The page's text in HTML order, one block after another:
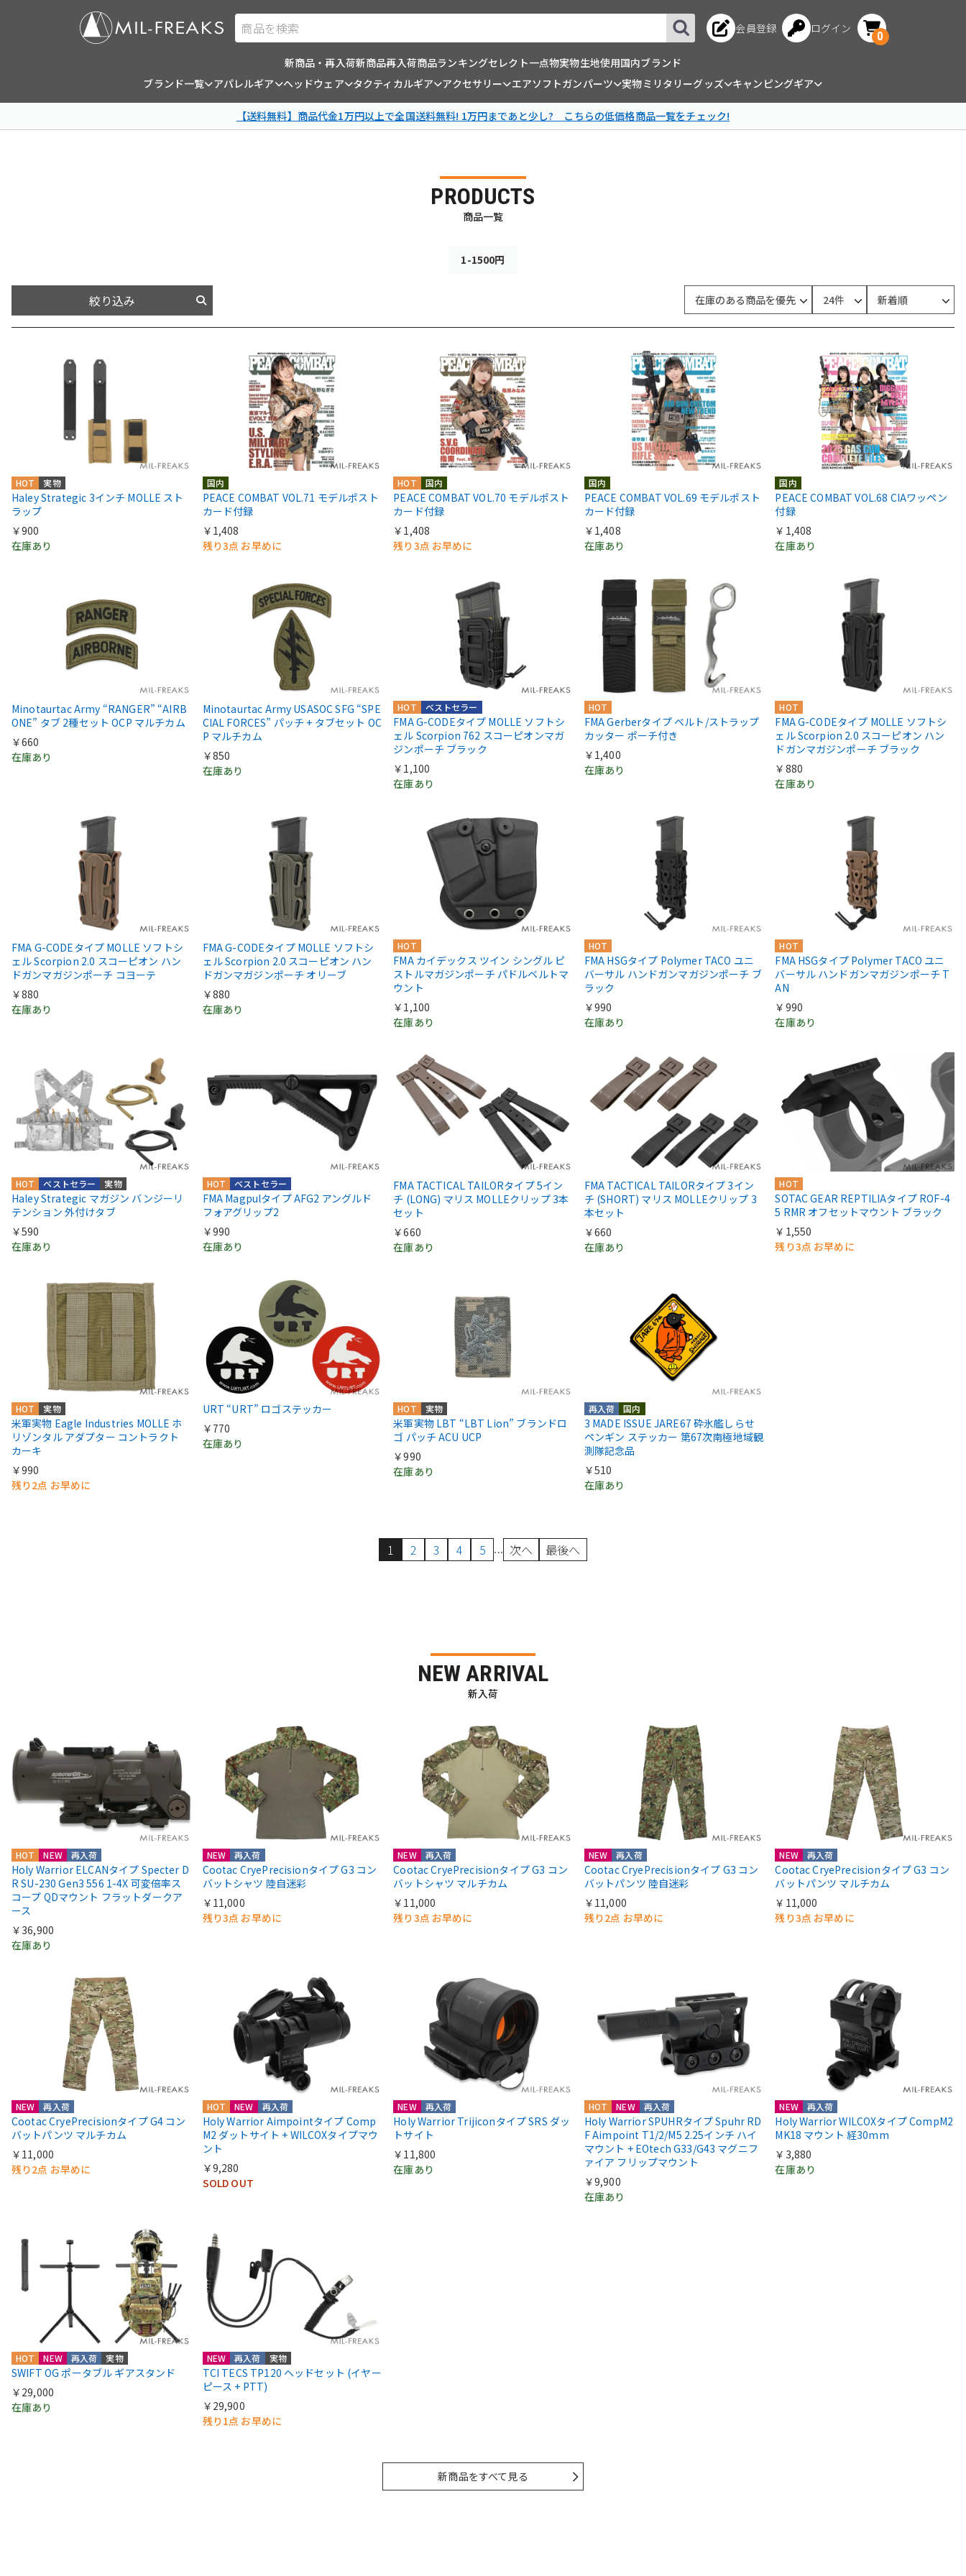
商品を検索 会員登録 ログイン
0
新商品・再入荷新商品再入荷商品ランキングセレクト一点物実物生地使用国内ブランド
ブランド一覧
アパレルギア ヘッドウェア タクティカルギア アクセサリー エアソフトガンパーツ 実物ミリタリーグッズ キャンピングギア
【送料無料】商品代金1万円以上で全国送料無料! 1万円まであと少し? こちらの低価格商品一覧をチェック!
PRODUCTS
商品一覧
1-1500円
絞り込み
HOT 実物
Haley Strategic 3インチ MOLLE スト
ラップ
￥900
在庫あり
国内
PEACE COMBAT VOL.71 モデルポスト
カード付録
￥1,408
残り3点 お早めに
HOT 国内
PEACE COMBAT VOL.70 モデルポスト
カード付録
￥1,408
残り3点 お早めに
国内
PEACE COMBAT VOL.69 モデルポスト
カード付録
￥1,408
在庫あり
国内
PEACE COMBAT VOL.68 CIAワッペン
付録
￥1,408
在庫あり
Minotaurtac Army “RANGER” “AIRB
ONE” タブ 2種セット OCP マルチカム
￥660
在庫あり
Minotaurtac Army USASOC SFG “SPE
CIAL FORCES” パッチ + タブセット OC
P マルチカム
￥850
在庫あり
HOT ベストセラー
FMA G-CODEタイプ MOLLE ソフトシ
ェル Scorpion 762 スコーピオンマガ
ジンポーチ ブラック
￥1,100
在庫あり
HOT
FMA Gerberタイプ ベルト/ストラップ
カッター ポーチ付き
￥1,400
在庫あり
HOT
FMA G-CODEタイプ MOLLE ソフトシ
ェル Scorpion 2.0 スコーピオン ハン
ドガンマガジンポーチ ブラック
￥880
在庫あり
FMA G-CODEタイプ MOLLE ソフトシ
ェル Scorpion 2.0 スコーピオン ハン
ドガンマガジンポーチ コヨーテ
￥880
在庫あり
FMA G-CODEタイプ MOLLE ソフトシ
ェル Scorpion 2.0 スコーピオン ハン
ドガンマガジンポーチ オリーブ
￥880
在庫あり
HOT
FMA カイデックス ツイン シングル ピ
ストルマガジンポーチ パドルベルトマ
ウント
￥1,100
在庫あり
HOT
FMA HSGタイプ Polymer TACO ユニ
バーサル ハンドガンマガジンポーチ ブ
ラック
￥990
在庫あり
HOT
FMA HSGタイプ Polymer TACO ユニ
バーサル ハンドガンマガジンポーチ T
AN
￥990
在庫あり
HOT 実物
ベストセラー
Haley Strategic マガジン バンジーリ
テンション 外付けタブ
￥590
在庫あり
HOT ベストセラー
FMA Magpulタイプ AFG2 アングルド
フォアグリップ2
￥990
在庫あり
FMA TACTICAL TAILORタイプ 5イン
チ (LONG) マリス MOLLEクリップ 3本
セット
￥660
在庫あり
FMA TACTICAL TAILORタイプ 3イン
チ (SHORT) マリス MOLLEクリップ 3
本セット
￥660
在庫あり
HOT
SOTAC GEAR REPTILIAタイプ ROF-4
5 RMR オフセットマウント ブラック
￥1,550
残り3点 お早めに
HOT 実物
米軍実物 Eagle Industries MOLLE ホ
リゾンタル アダプター コントラクト
カーキ
￥990
残り2点 お早めに
URT “URT” ロゴステッカー
￥770
在庫あり
HOT 実物
米軍実物 LBT “LBT Lion” ブランドロ
ゴ パッチ ACU UCP
￥990
在庫あり
再入荷 国内
3 MADE ISSUE JARE67 砕氷艦しらせ
ペンギン ステッカー 第67次南極地域観
測隊記念品
￥510
在庫あり
1 2 3 4 5 ... 次へ 最後へ
NEW ARRIVAL
新入荷
HOT NEW 再入荷
Holy Warrior ELCANタイプ Specter D
R SU-230 Gen3 556 1-4X 可変倍率ス
コープ QDマウント フラットダークア
ース
￥36,900
在庫あり
NEW 再入荷
Cootac CryePrecisionタイプ G3 コン
バットシャツ 陸自迷彩
￥11,000
残り3点 お早めに
NEW 再入荷
Cootac CryePrecisionタイプ G3 コン
バットシャツ マルチカム
￥11,000
残り3点 お早めに
NEW 再入荷
Cootac CryePrecisionタイプ G3 コン
バットパンツ 陸自迷彩
￥11,000
残り2点 お早めに
NEW 再入荷
Cootac CryePrecisionタイプ G3 コン
バットパンツ マルチカム
￥11,000
残り3点 お早めに
NEW 再入荷
Cootac CryePrecisionタイプ G4 コン
バットパンツ マルチカム
￥11,000
残り2点 お早めに
HOT NEW 再入荷
Holy Warrior Aimpointタイプ Comp
M2 ダットサイト + WILCOXタイプマウ
ント
￥9,280
SOLD OUT
NEW 再入荷
Holy Warrior Trijiconタイプ SRS ダッ
トサイト
￥11,800
在庫あり
HOT NEW 再入荷
Holy Warrior SPUHRタイプ Spuhr RD
F Aimpoint T1/2/M5 2.25インチ ハイ
マウント + EOtech G33/G43 マグニフ
ァイア フリップマウント
￥9,900
在庫あり
NEW 再入荷
Holy Warrior WILCOXタイプ CompM2
MK18 マウント 経30mm
￥3,880
在庫あり
HOT NEW 再入荷 実物
SWIFT OG ポータブル ギアスタンド
￥29,000
在庫あり
NEW 再入荷 実物
TCI TECS TP120 ヘッドセット (イヤー
ピース + PTT)
￥29,900
残り1点 お早めに
新商品をすべて見る